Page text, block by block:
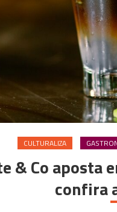
CULTURALIZA
& Co aposta
confira